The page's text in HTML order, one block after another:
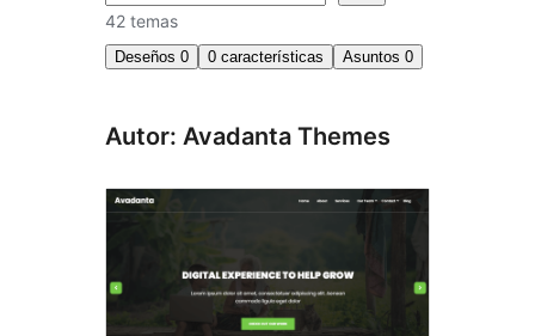
42 temas
Deseños 0 0 características Asuntos 0
Autor: Avadanta Themes